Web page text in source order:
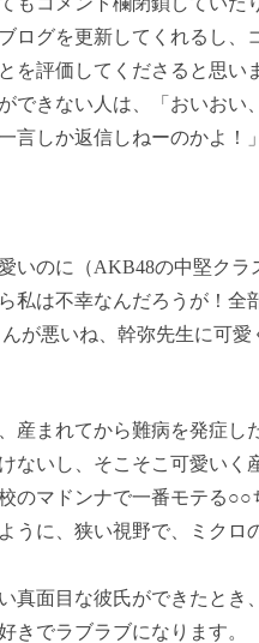
ログを更新してくれるし、
を評価してくださると思い
できない人は、「おいおい
言しか返信しねーのかよ！
いのに（AKB48の中堅クラ
私は不幸なんだろうが！全
が悪いね、幹弥先生に可愛
産まれてから難病を発症し
ないし、そこそこ可愛いく
のマドンナで一番モテる
に、狭い視野で、ミクロ
真面目な彼氏ができたとき
きでラブラブになります。